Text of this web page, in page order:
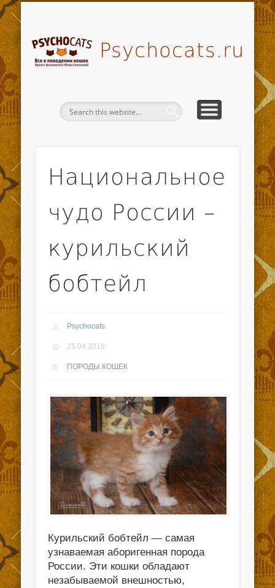
Psychocats.ru
Национальное
чудо России –
курильский
бобтейл
Psychocats
25.04.2018
ПОРОДЫ КОШЕК
Курильский бобтейл — самая
узнаваемая аборигенная порода
России. Эти кошки обладают
незабываемой внешностью,